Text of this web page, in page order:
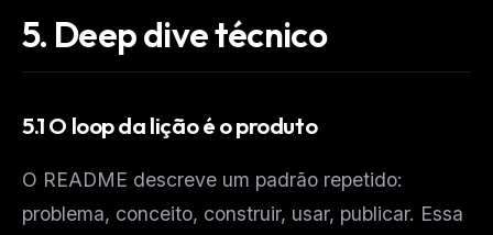
5. Deep dive técnico
5.1 O loop da lição é o produto
O README descreve um padrão repetido:
problema, conceito, construir, usar, publicar. Essa
The weekly digest forAI builders
Curated MCP picks, agent skills, rules, and LLM
Email address
Get the weekly digest